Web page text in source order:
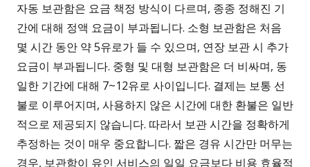
자동 보관함은 요금 책정 방식이 다르며, 종종 정해진 기
간에 대해 정액 요금이 부과됩니다. 소형 보관함은 처음
몇 시간 동안 약 5유로가 들 수 있으며, 연장 보관 시 추가
요금이 부과됩니다. 중형 및 대형 보관함은 더 비싸며, 동
일한 기간에 대해 7~12유로 사이입니다. 결제는 보통 선
불로 이루어지며, 사용하지 않은 시간에 대한 환불은 일반
적으로 제공되지 않습니다. 따라서 보관 시간을 정확하게
추정하는 것이 매우 중요합니다. 짧은 경유 시간만 머무는
경우, 보관함이 유인 서비스의 일일 요금보다 비용 효율적